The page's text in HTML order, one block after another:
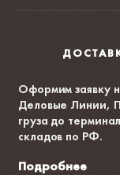
Оформим заявку
Деловые Линии,
груза до
складов по РФ.
Подробнее